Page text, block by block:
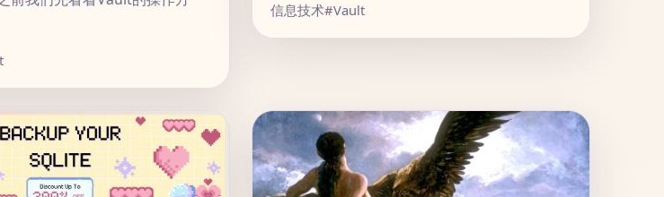
信息技术#Vault